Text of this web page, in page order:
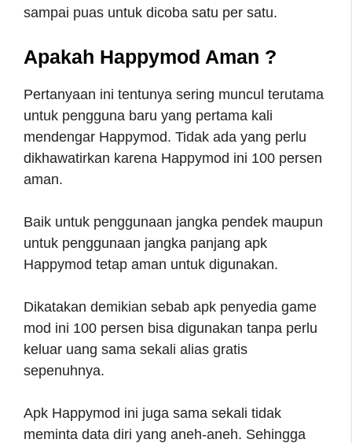
sampai puas untuk dicoba satu per satu.
Apakah Happymod Aman ?
Pertanyaan ini tentunya sering muncul terutama
untuk pengguna baru yang pertama kali
mendengar Happymod. Tidak ada yang perlu
dikhawatirkan karena Happymod ini 100 persen
aman.
Baik untuk penggunaan jangka pendek maupun
untuk penggunaan jangka panjang apk
Happymod tetap aman untuk digunakan.
Dikatakan demikian sebab apk penyedia game
mod ini 100 persen bisa digunakan tanpa perlu
keluar uang sama sekali alias gratis
sepenuhnya.
Apk Happymod ini juga sama sekali tidak
meminta data diri yang aneh-aneh. Sehingga